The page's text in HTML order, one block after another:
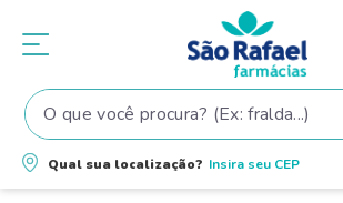
O que você procura? (Ex: fralda...)
Qual sua localização? Insira seu CEP
Termos mais buscados
1º fralda